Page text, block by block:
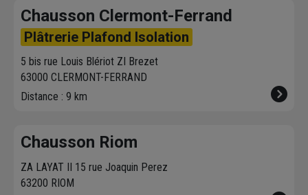
Chausson Clermont-Ferrand
Plâtrerie Plafond Isolation
5 bis rue Louis Blériot ZI Brezet
63000 CLERMONT-FERRAND
Distance : 9 km
Chausson Riom
ZA LAYAT II 15 rue Joaquin Perez
63200 RIOM